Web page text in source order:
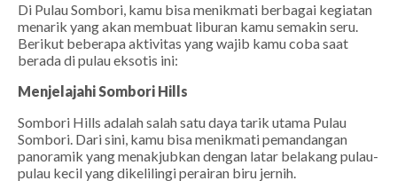
Di Pulau Sombori, kamu bisa menikmati berbagai kegiatan
menarik yang akan membuat liburan kamu semakin seru.
Berikut beberapa aktivitas yang wajib kamu coba saat
berada di pulau eksotis ini:
Menjelajahi Sombori Hills
Sombori Hills adalah salah satu daya tarik utama Pulau
Sombori. Dari sini, kamu bisa menikmati pemandangan
panoramik yang menakjubkan dengan latar belakang pulau-
pulau kecil yang dikelilingi perairan biru jernih.